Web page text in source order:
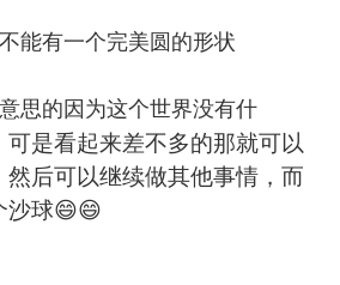
简体中文
Español
Français
能有一个完美圆的形状
思的因为这个世界没有什
是看起来差不多的那就可以
后可以继续做其他事情，而
沙球😄😄